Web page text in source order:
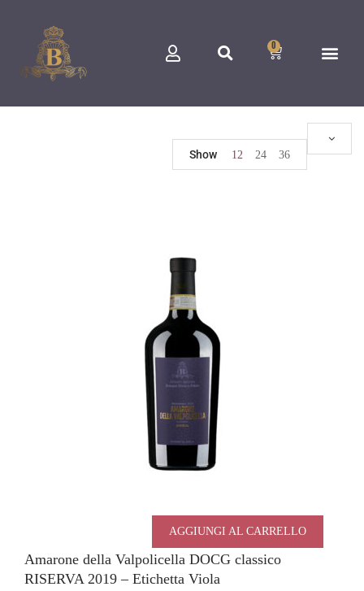
0
Show 12 24 36
Amarone della Valpolicella DOCG classico
RISERVA 2019 – Etichetta Viola
AGGIUNGI AL CARRELLO